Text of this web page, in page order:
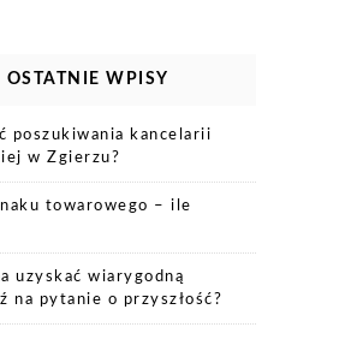
OSTATNIE WPISY
poszukiwania kancelarii
w Zgierzu?
towarowego – ile
uzyskać wiarygodną
na pytanie o przyszłość?